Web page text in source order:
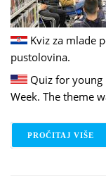
Kviz za mlade
pustolovina.
Quiz for young
Week. The theme
PROČITAJ VIŠE